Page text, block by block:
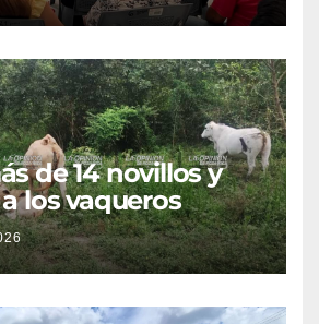
de 14 novillos y
los vaqueros